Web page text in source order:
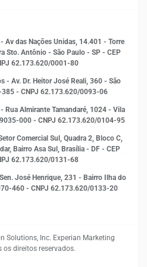
Av das Nações Unidas, 14.401 - Torre
Sto. Antônio - São Paulo - SP - CEP
62.173.620/0001-80
- Av. Dr. Heitor José Reali, 360 - São
- CNPJ 62.173.620/0093-06
Rua Almirante Tamandaré, 1024 - Vila
000 - CNPJ 62.173.620/0104-95
Comercial Sul, Quadra 2, Bloco C,
Bairro Asa Sul, Brasília - DF - CEP
62.173.620/0131-68
José Henrique, 231 - Bairro Ilha do
460 - CNPJ 62.173.620/0133-20
Solutions, Inc. Experian Marketing
os direitos reservados.